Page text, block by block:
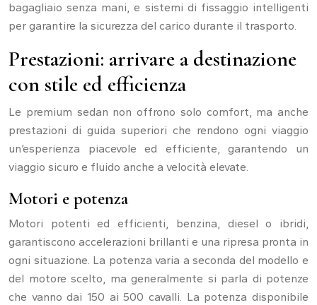
bagagliaio senza mani, e sistemi di fissaggio intelligenti
per garantire la sicurezza del carico durante il trasporto.
Prestazioni: arrivare a destinazione
con stile ed efficienza
Le premium sedan non offrono solo comfort, ma anche
prestazioni di guida superiori che rendono ogni viaggio
un’esperienza piacevole ed efficiente, garantendo un
viaggio sicuro e fluido anche a velocità elevate.
Motori e potenza
Motori potenti ed efficienti, benzina, diesel o ibridi,
garantiscono accelerazioni brillanti e una ripresa pronta in
ogni situazione. La potenza varia a seconda del modello e
del motore scelto, ma generalmente si parla di potenze
che vanno dai 150 ai 500 cavalli. La potenza disponibile